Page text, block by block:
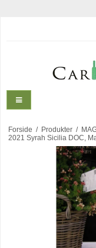
Forside / Produkter /
2021 Syrah Sicilia DOC,